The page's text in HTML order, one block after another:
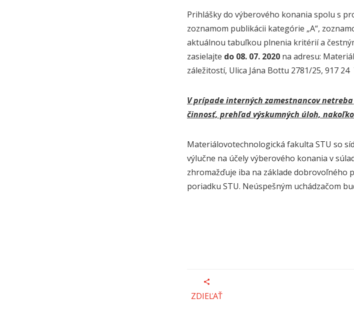
Prihlášky do výberového konania spolu s
zoznamom publikácii kategórie „A“,
aktuálnou tabuľkou plnenia kritérií a
zasielajte do 08. 07. 2020 na adresu:
záležitostí, Ulica Jána Bottu 2781/25, 917
V prípade interných zamestnancov
činnosť, prehľad výskumných úloh,
Materiálovotechnologická fakulta STU so
výlučne na účely výberového konania v
zhromažďuje iba na základe dobrovoľného
poriadku STU. Neúspešným uchádzačom
ZDIEĽAŤ